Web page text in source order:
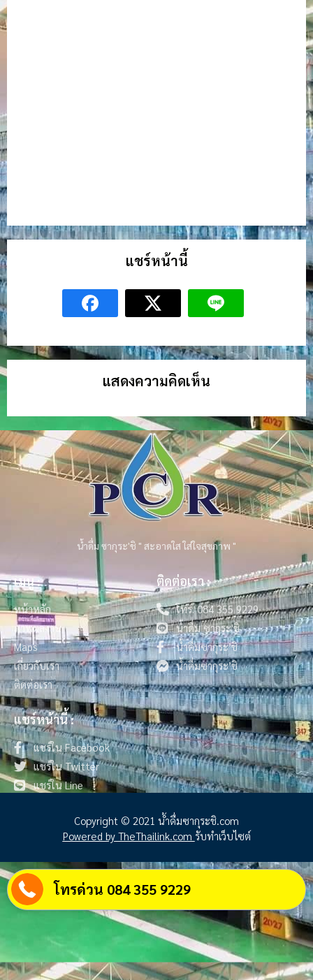
แชร์หน้านี้
แสดงความคิดเห็น
น้ำดื่ม ซากุระ'ชิ " สะอาดใส ใส่ใจสุขภาพ "
เมนู :
หน้าหลัก
ภาพผลงาน
Maps
เกี่ยวกับเรา
ติดต่อเรา
ติดต่อเรา :
โทร. 084 355 9229
น้ำดื่ม ซากุระ'ชิ
น้ำดื่มซากุระ’ชิ
น้ำดื่มซากุระ’ชิ
แชร์หน้านี้ :
แชร์ใน Facebook
แชร์ใน Twitter
แชร์ใน Line
Copyright © 2021 น้ําดื่มซากุระชิ.com
Powered by TheThailink.com รับทำเว็บไซต์
โทรด่วน 084 355 9229